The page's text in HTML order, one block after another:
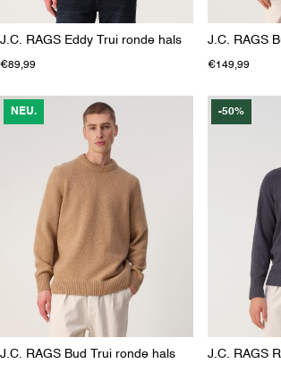
J.C. RAGS Eddy Trui ronde hals
€89,99
J.C. RAGS
€149,99
NEU.
J.C. RAGS Bud Trui ronde hals
-50%
J.C. RAGS